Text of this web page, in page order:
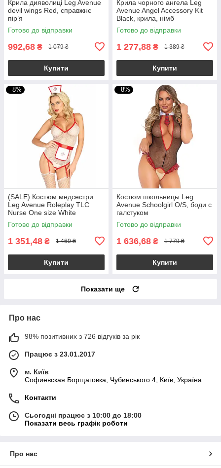
Крила дияволиці Leg Avenue
devil wings Red, справжнє
пір’я
Готово до відправки
992,68 ₴ 1 079 ₴
Купити
Крила чорного ангела Leg
Avenue Angel Accessory Kit
Black, крила, німб
Готово до відправки
1 277,88 ₴ 1 389 ₴
Купити
–8%
(SALE) Костюм медсестри
Leg Avenue Roleplay TLC
Nurse One size White
Готово до відправки
1 351,48 ₴ 1 469 ₴
Купити
–8%
Костюм школьницы Leg
Avenue Schoolgirl O/S, боди с
галстуком
Готово до відправки
1 636,68 ₴ 1 779 ₴
Купити
Показати ще
Про нас
98% позитивних з 726 відгуків за рік
Працює з 23.01.2017
м. Київ
Софиевская Борщаговка, Чубинського 4, Київ, Україна
Контакти
Сьогодні працює з 10:00 до 18:00
Показати весь графік роботи
Про нас